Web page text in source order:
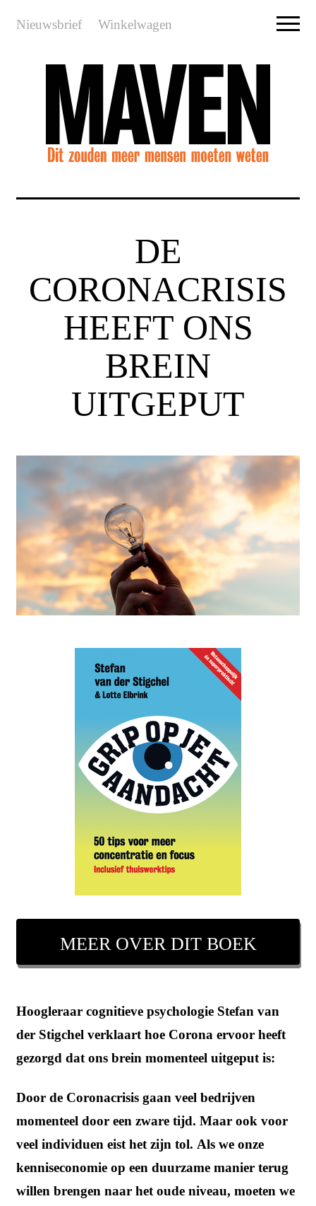
Nieuwsbrief Winkelwagen
DE
CORONACRISIS
HEEFT ONS
BREIN
UITGEPUT
MEER OVER DIT BOEK
Hoogleraar cognitieve psychologie Stefan van
der Stigchel verklaart hoe Corona ervoor heeft
gezorgd dat ons brein momenteel uitgeput is:
Door de Coronacrisis gaan veel bedrijven
momenteel door een zware tijd. Maar ook voor
veel individuen eist het zijn tol. Als we onze
kenniseconomie op een duurzame manier terug
willen brengen naar het oude niveau, moeten we